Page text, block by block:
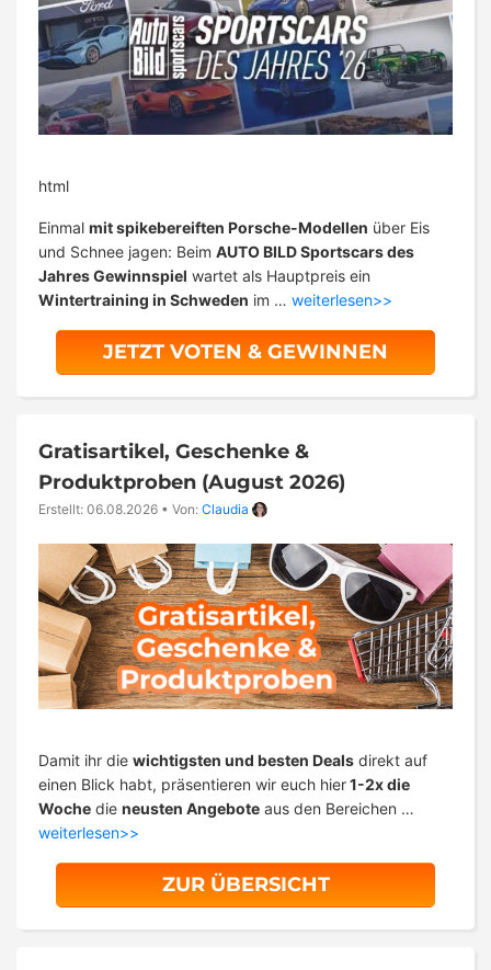
html
Einmal mit spikebereiften Porsche-Modellen über Eis
und Schnee jagen: Beim AUTO BILD Sportscars des
Jahres Gewinnspiel wartet als Hauptpreis ein
Wintertraining in Schweden im … weiterlesen>>
JETZT VOTEN & GEWINNEN
Gratisartikel, Geschenke &
Produktproben (August 2026)
Erstellt: 06.08.2026 • Von: Claudia
Damit ihr die wichtigsten und besten Deals direkt auf
einen Blick habt, präsentieren wir euch hier1-2x die
Woche die neusten Angebote aus den Bereichen …
weiterlesen>>
ZUR ÜBERSICHT